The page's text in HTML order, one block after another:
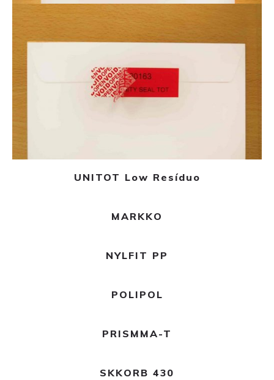
Ler mais
UNITOT Low Resíduo
Ler mais
MARKKO
Ler mais
NYLFIT PP
Ler mais
POLIPOL
Ler mais
PRISMMA-T
Ler mais
SKKORB 430